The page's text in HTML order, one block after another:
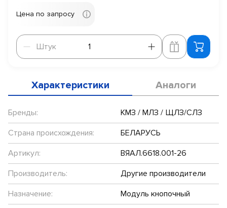
Цена по запросу
Штук
Штук
Характеристики Аналоги
Бренды:
КМЗ / МЛЗ / ЩЛЗ/СЛЗ
Страна происхождения:
БЕЛАРУСЬ
Артикул:
ВЯАЛ.6618.001-26
Производитель:
Другие производители
Назначение:
Модуль кнопочный